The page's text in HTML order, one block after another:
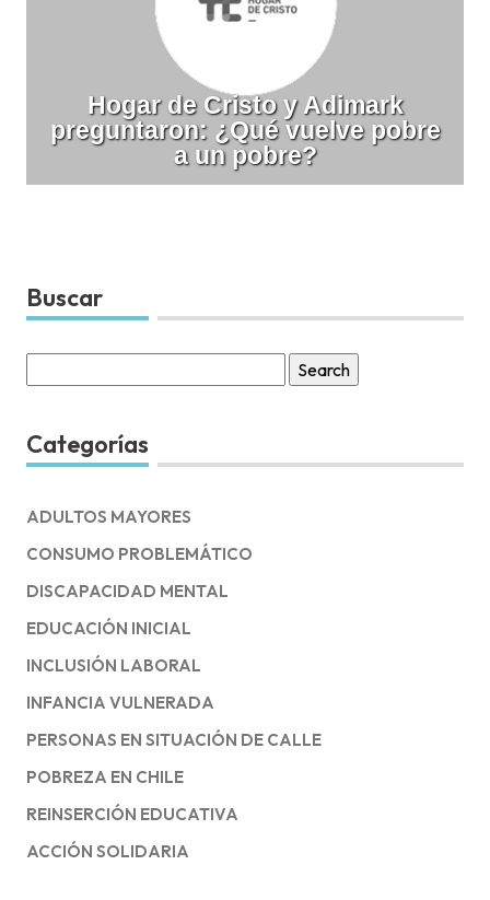
Hogar de Cristo y Adimark
preguntaron: ¿Qué vuelve pobre
a un pobre?
Buscar
for:
Categorías
ADULTOS MAYORES
CONSUMO PROBLEMÁTICO
DISCAPACIDAD MENTAL
EDUCACIÓN INICIAL
INCLUSIÓN LABORAL
INFANCIA VULNERADA
PERSONAS EN SITUACIÓN DE CALLE
POBREZA EN CHILE
REINSERCIÓN EDUCATIVA
ACCIÓN SOLIDARIA